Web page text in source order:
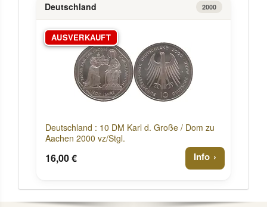
Deutschland 2000
AUSVERKAUFT
Deutschland : 10 DM Karl d. Große / Dom zu
Aachen 2000 vz/Stgl.
16,00 € Info